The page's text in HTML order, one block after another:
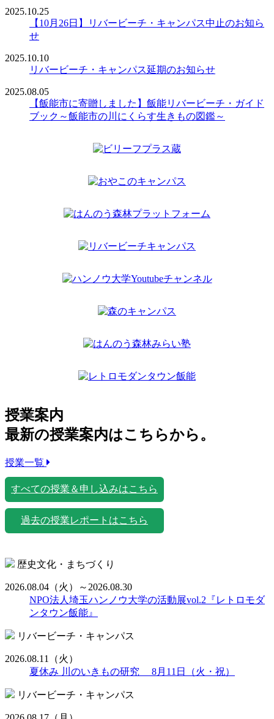
2025.10.25
【10月26日】リバービーチ・キャンパス中止のお知ら
せ
2025.10.10
リバービーチ・キャンパス延期のお知らせ
2025.08.05
【飯能市に寄贈しました】飯能リバービーチ・ガイド
ブック～飯能市の川にくらす生きもの図鑑～
授業案内
最新の授業案内はこちらから。
授業一覧
すべての授業＆申し込みはこちら
過去の授業レポートはこちら
歴史文化・まちづくり
2026.08.04 （火）
～2026.08.30
NPO法人埼玉ハンノウ大学の活動展vol.2『レトロモダ
ンタウン飯能』
リバービーチ・キャンパス
2026.08.11
（火）
夏休み 川のいきもの研究 8月11日（火・祝）
リバービーチ・キャンパス